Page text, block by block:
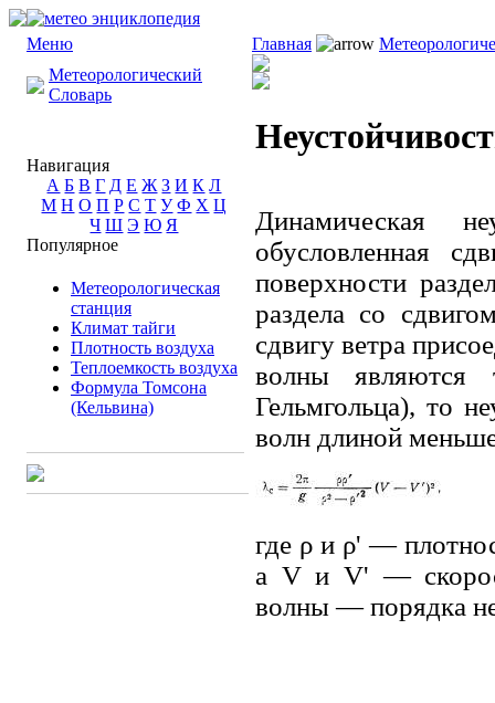
Меню
Метеорологический
Словарь
Навигация
А Б В Г Д Е Ж З И К Л
М Н О П Р С Т У Ф Х Ц
Ч Ш Э Ю Я
Популярное
Метеорологическая
станция
Климат тайги
Плотность воздуха
Теплоемкость воздуха
Формула Томсона
(Кельвина)
Главная
Динамическая
обусловленная
поверхности
раздела со
сдвигу ветра
волны являются
Гельмгольца), то
волн длиной
где ρ и ρ' —
а V и V' —
волны — порядка